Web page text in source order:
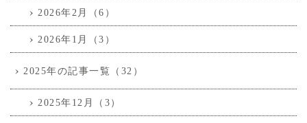
2026年2月（6）
2026年1月（3）
2025年の記事一覧（32）
2025年12月（3）